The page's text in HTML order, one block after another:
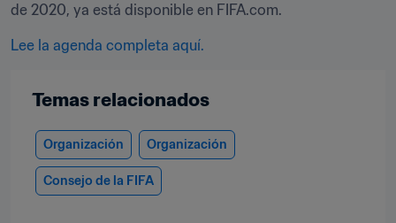
de 2020, ya está disponible en FIFA.com.
Lee la agenda completa aquí.
Temas relacionados
Organización Organización
Consejo de la FIFA